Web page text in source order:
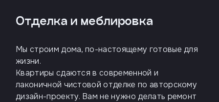
Отделка и меблировка
Мы строим дома, по-настоящему готовые для
жизни.
Квартиры сдаются в современной и
лаконичной чистовой отделке по авторскому
дизайн-проекту. Вам не нужно делать ремонт
Введите название агенства
согласен
на